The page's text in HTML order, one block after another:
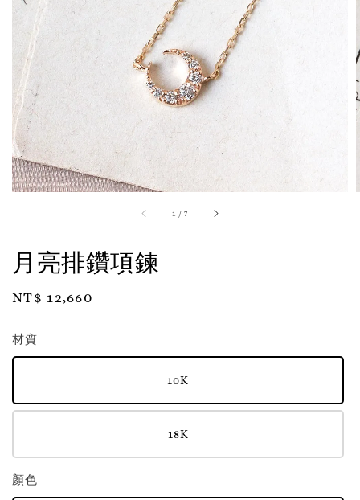
1 /7
月亮排鑽項鍊
Regular
NT$ 12,660
材質
10K
18K
顏色